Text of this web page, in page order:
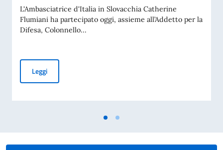
L'Ambasciatrice d'Italia in Slovacchia Catherine
Flumiani ha partecipato oggi, assieme all’Addetto per la
Difesa, Colonnello...
Leggi29.08.2024 Partecipazione dell'Ambasciatrice Flumiani